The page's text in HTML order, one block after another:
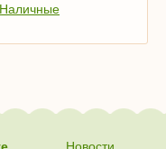
Наличные